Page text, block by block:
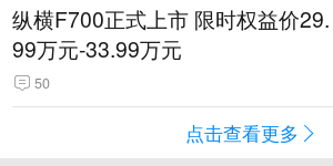
纵横F700正式上市 限时权益价29.
99万元-33.99万元
50
点击查看更多